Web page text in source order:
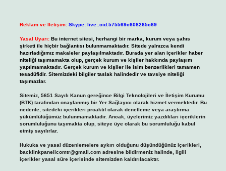
Reklam ve İletişim: Skype: live:.cid.575569c608265c69
Yasal Uyarı: Bu internet sitesi, herhangi bir marka, kurum veya şahıs
şirketi ile hiçbir bağlantısı bulunmamaktadır. Sitede yalnızca kendi
hazırladığımız makaleler paylaşılmaktadır. Burada yer alan içerikler haber
niteliği taşımamakta olup, gerçek kurum ve kişiler hakkında paylaşım
yapılmamaktadır. Gerçek kurum ve kişiler ile isim benzerlikleri tamamen
tesadüfidir. Sitemizdeki bilgiler taslak halindedir ve tavsiye niteliği
taşımazlar.
Sitemiz, 5651 Sayılı Kanun gereğince Bilgi Teknolojileri ve İletişim Kurumu
(BTK) tarafından onaylanmış bir Yer Sağlayıcı olarak hizmet vermektedir. Bu
nedenle, sitedeki içerikleri proaktif olarak denetleme veya araştırma
yükümlülüğümüz bulunmamaktadır. Ancak, üyelerimiz yazdıkları içeriklerin
sorumluluğunu taşımakta olup, siteye üye olarak bu sorumluluğu kabul
etmiş sayılırlar.
Hukuka ve yasal düzenlemelere aykırı olduğunu düşündüğünüz içerikleri,
backlinkpanelicomtr@gmail.comadresine bildirmeniz halinde, ilgili
içerikler yasal süre içerisinde sitemizden kaldırılacaktır.